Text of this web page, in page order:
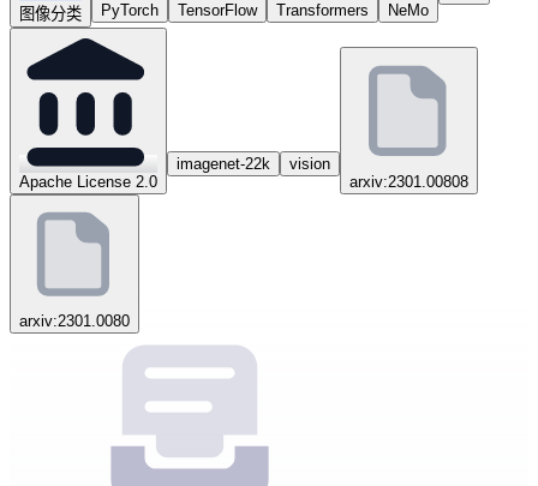
图像分类 PyTorch TensorFlow Transformers NeMo
Apache License 2.0
imagenet-22k
vision
arxiv:2301.00808
arxiv:2301.0080